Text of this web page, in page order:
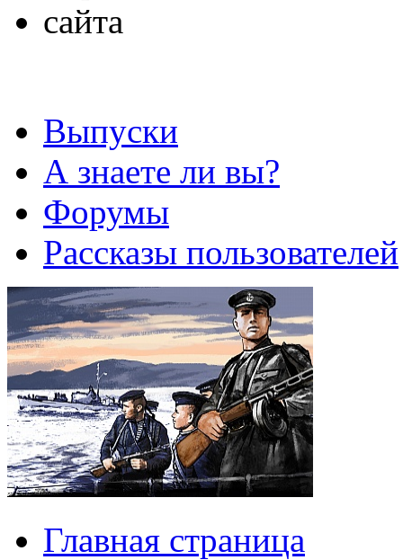
Выпуски
А знаете ли вы?
Форумы
Рассказы пользователей
Главная страница